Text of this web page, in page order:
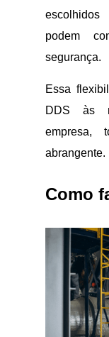
podem
segurança.
Essa
DDS às
empresa,
abrangente.
Como